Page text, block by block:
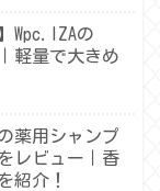
Wpc.IZAの
｜軽量で大きめ
薬用シャンプ
レビュー｜香
紹介！